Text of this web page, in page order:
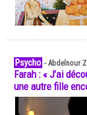
Psycho -Abdelnour
Farah : « J’ai
une autre fille